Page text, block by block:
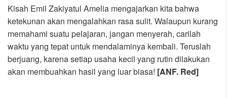
Kisah Emil Zakiyatul Amelia mengajarkan kita bahwa
ketekunan akan mengalahkan rasa sulit. Walaupun kurang
memahami suatu pelajaran, jangan menyerah, carilah
waktu yang tepat untuk mendalaminya kembali. Teruslah
berjuang, karena setiap usaha kecil yang rutin dilakukan
akan membuahkan hasil yang luar biasa! [ANF. Red]